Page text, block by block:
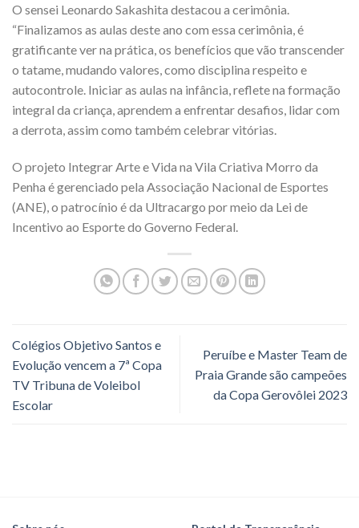
O sensei Leonardo Sakashita destacou a cerimônia.
“Finalizamos as aulas deste ano com essa cerimônia, é
gratificante ver na prática, os benefícios que vão transcender
o tatame, mudando valores, como disciplina respeito e
autocontrole. Iniciar as aulas na infância, reflete na formação
integral da criança, aprendem a enfrentar desafios, lidar com
a derrota, assim como também celebrar vitórias.
O projeto Integrar Arte e Vida na Vila Criativa Morro da
Penha é gerenciado pela Associação Nacional de Esportes
(ANE), o patrocínio é da Ultracargo por meio da Lei de
Incentivo ao Esporte do Governo Federal.
Colégios Objetivo Santos e
Evolução vencem a 7ª Copa
TV Tribuna de Voleibol
Escolar
Peruíbe e Master Team de
Praia Grande são campeões
da Copa Gerovôlei 2023